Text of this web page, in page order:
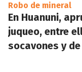
Robo de mineral
En Huanuni,
juqueo, entre
socavones y